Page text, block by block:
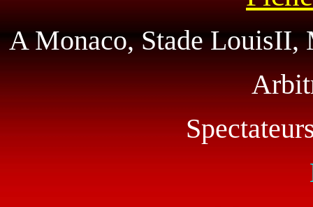
A Monaco, Stade LouisII,